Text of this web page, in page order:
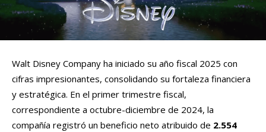
Walt Disney Company ha iniciado su año fiscal 2025 con
cifras impresionantes, consolidando su fortaleza financiera
y estratégica. En el primer trimestre fiscal,
correspondiente a octubre-diciembre de 2024, la
compañía registró un beneficio neto atribuido de 2.554